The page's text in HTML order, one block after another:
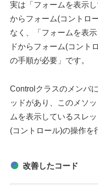
実は「フォームを表示
からフォーム(コントロ
なく、「フォームを表
ドからフォーム(コント
の手順が必要」です。
Controlクラスのメンバに
ッドがあり、このメソ
ムを表示しているスレ
(コントロール)の操作を
改善したコード